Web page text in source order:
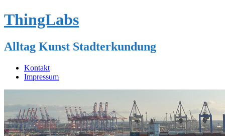
ThingLabs
Alltag Kunst Stadterkundung
Kontakt
Impressum